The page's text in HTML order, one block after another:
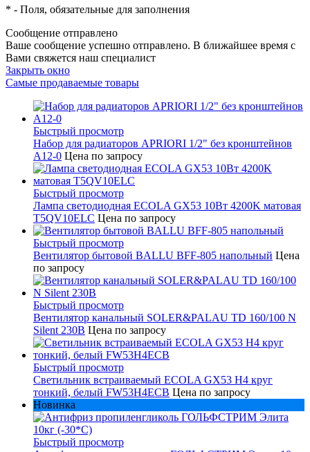
* - Поля, обязательные для заполнения
Сообщение отправлено
Ваше сообщение успешно отправлено. В ближайшее время с
Вами свяжется наш специалист
Закрыть окно
Самые продаваемые товары
Быстрый просмотр
Набор для радиаторов APRIORI 1/2" без кронштейнов
A12-0 Цена по запросу
Быстрый просмотр
Лампа светодиодная ECOLA GX53 10Вт 4200K матовая
T5QV10ELC Цена по запросу
Быстрый просмотр
Вентилятор бытовой BALLU BFF-805 напольный Цена
по запросу
Быстрый просмотр
Вентилятор канальный SOLER&PALAU TD 160/100 N
Silent 230В Цена по запросу
Быстрый просмотр
Светильник встраиваемый ECOLA GX53 H4 круг
тонкий, белый FW53H4ECB Цена по запросу
Новинка
Быстрый просмотр